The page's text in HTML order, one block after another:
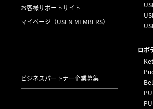
お客様サポートサイト
マイページ （USEN MEMBERS）
ビジネスパートナー企業募集
ロボ